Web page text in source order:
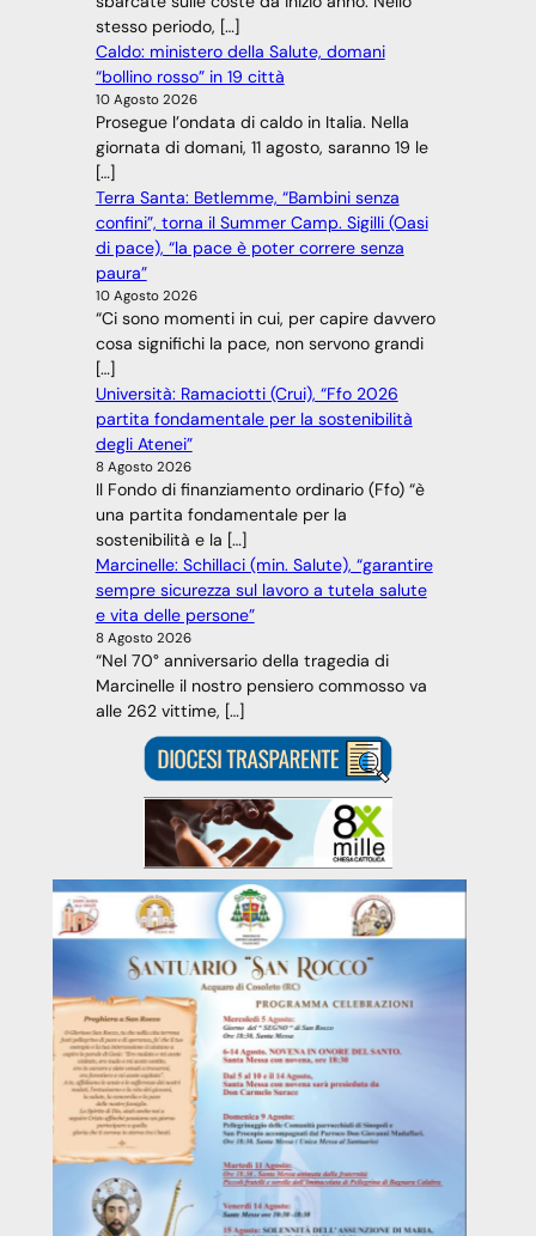
stesso periodo, […]
Caldo: ministero della Salute, domani
“bollino rosso” in 19 città
10 Agosto 2026
Prosegue l’ondata di caldo in Italia. Nella
giornata di domani, 11 agosto, saranno 19 le
[…]
Terra Santa: Betlemme, “Bambini senza
confini”, torna il Summer Camp. Sigilli (Oasi
di pace), “la pace è poter correre senza
paura”
10 Agosto 2026
“Ci sono momenti in cui, per capire davvero
cosa significhi la pace, non servono grandi
[…]
Università: Ramaciotti (Crui), “Ffo 2026
partita fondamentale per la sostenibilità
degli Atenei”
8 Agosto 2026
Il Fondo di finanziamento ordinario (Ffo) “è
una partita fondamentale per la
sostenibilità e la […]
Marcinelle: Schillaci (min. Salute), “garantire
sempre sicurezza sul lavoro a tutela salute
e vita delle persone”
8 Agosto 2026
“Nel 70° anniversario della tragedia di
Marcinelle il nostro pensiero commosso va
alle 262 vittime, […]